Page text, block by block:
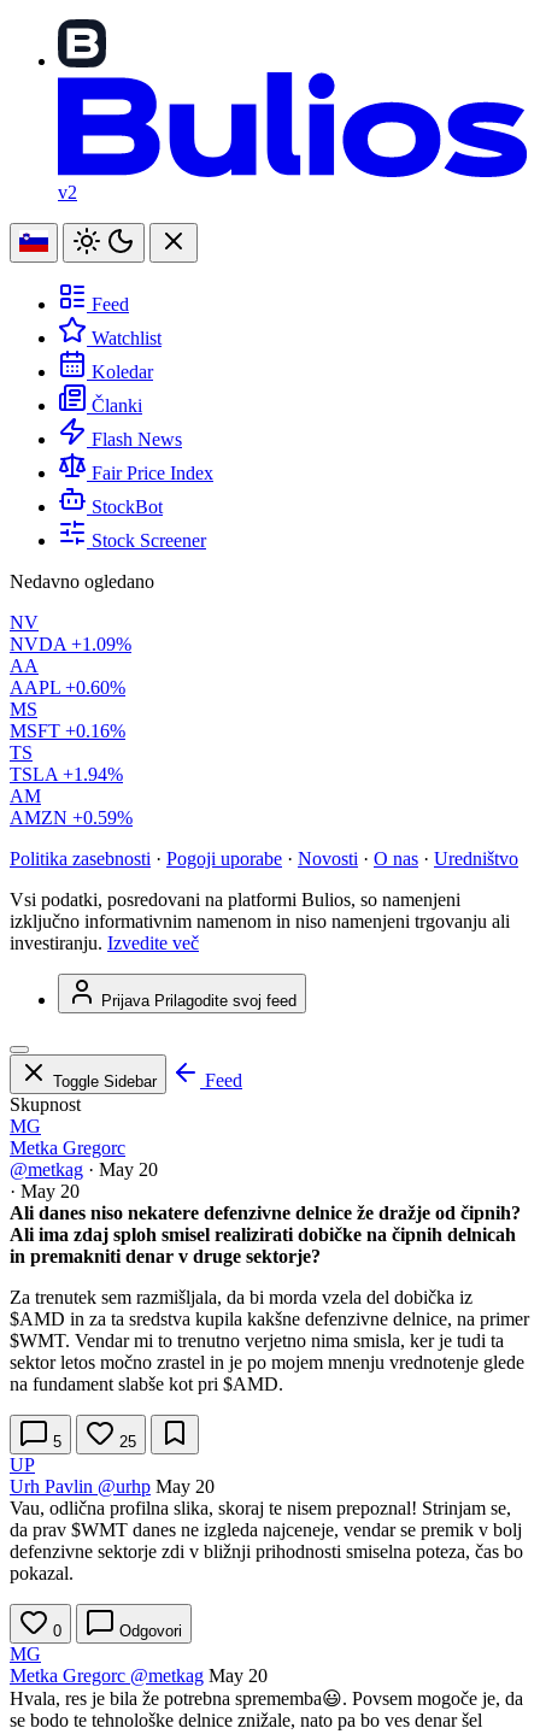
v2
Feed
Watchlist
Koledar
Članki
Flash News
Fair Price Index
StockBot
Stock Screener
Nedavno ogledano
NV
NVDA +1.09%
AA
AAPL +0.60%
MS
MSFT +0.16%
TS
TSLA +1.94%
AM
AMZN +0.59%
Politika zasebnosti · Pogoji uporabe · Novosti · O nas · Uredništvo
Vsi podatki, posredovani na platformi Bulios, so namenjeni
izključno informativnim namenom in niso namenjeni trgovanju ali
investiranju. Izvedite več
Prijava Prilagodite svoj feed
Toggle Sidebar
Feed
Skupnost
MG
Metka Gregorc
@metkag · May 20
· May 20
Ali danes niso nekatere defenzivne delnice že dražje od čipnih?
Ali ima zdaj sploh smisel realizirati dobičke na čipnih delnicah
in premakniti denar v druge sektorje?
Za trenutek sem razmišljala, da bi morda vzela del dobička iz
$AMD in za ta sredstva kupila kakšne defenzivne delnice, na primer
$WMT. Vendar mi to trenutno verjetno nima smisla, ker je tudi ta
sektor letos močno zrastel in je po mojem mnenju vrednotenje glede
na fundament slabše kot pri $AMD.
5 25
UP
Urh Pavlin @urhp May 20
Vau, odlična profilna slika, skoraj te nisem prepoznal! Strinjam se,
da prav $WMT danes ne izgleda najceneje, vendar se premik v bolj
defenzivne sektorje zdi v bližnji prihodnosti smiselna poteza, čas bo
pokazal.
0 Odgovori
MG
Metka Gregorc @metkag May 20
Hvala, res je bila že potrebna sprememba😃. Povsem mogoče je, da
se bodo te tehnološke delnice znižale, nato pa bo ves denar šel